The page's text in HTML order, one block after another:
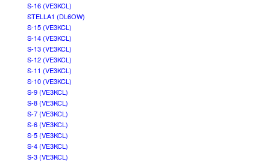
S-16 (VE3KCL)
STELLA1 (DL6OW)
S-15 (VE3KCL)
S-14 (VE3KCL)
S-13 (VE3KCL)
S-12 (VE3KCL)
S-11 (VE3KCL)
S-10 (VE3KCL)
S-9 (VE3KCL)
S-8 (VE3KCL)
S-7 (VE3KCL)
S-6 (VE3KCL)
S-5 (VE3KCL)
S-4 (VE3KCL)
S-3 (VE3KCL)